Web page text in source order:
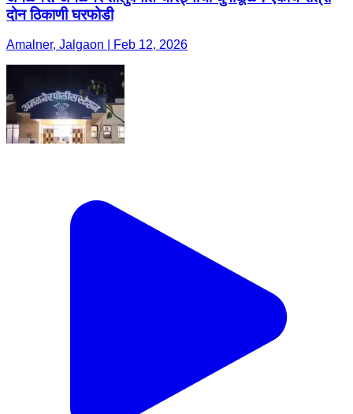
दोन ठिकाणी घरफोडी
Amalner, Jalgaon | Feb 12, 2026